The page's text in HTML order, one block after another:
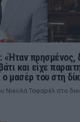
«Ήταν πρησμένος,
και είχε
μασέρ του στη
Νικολά Ταφαρέλ στο